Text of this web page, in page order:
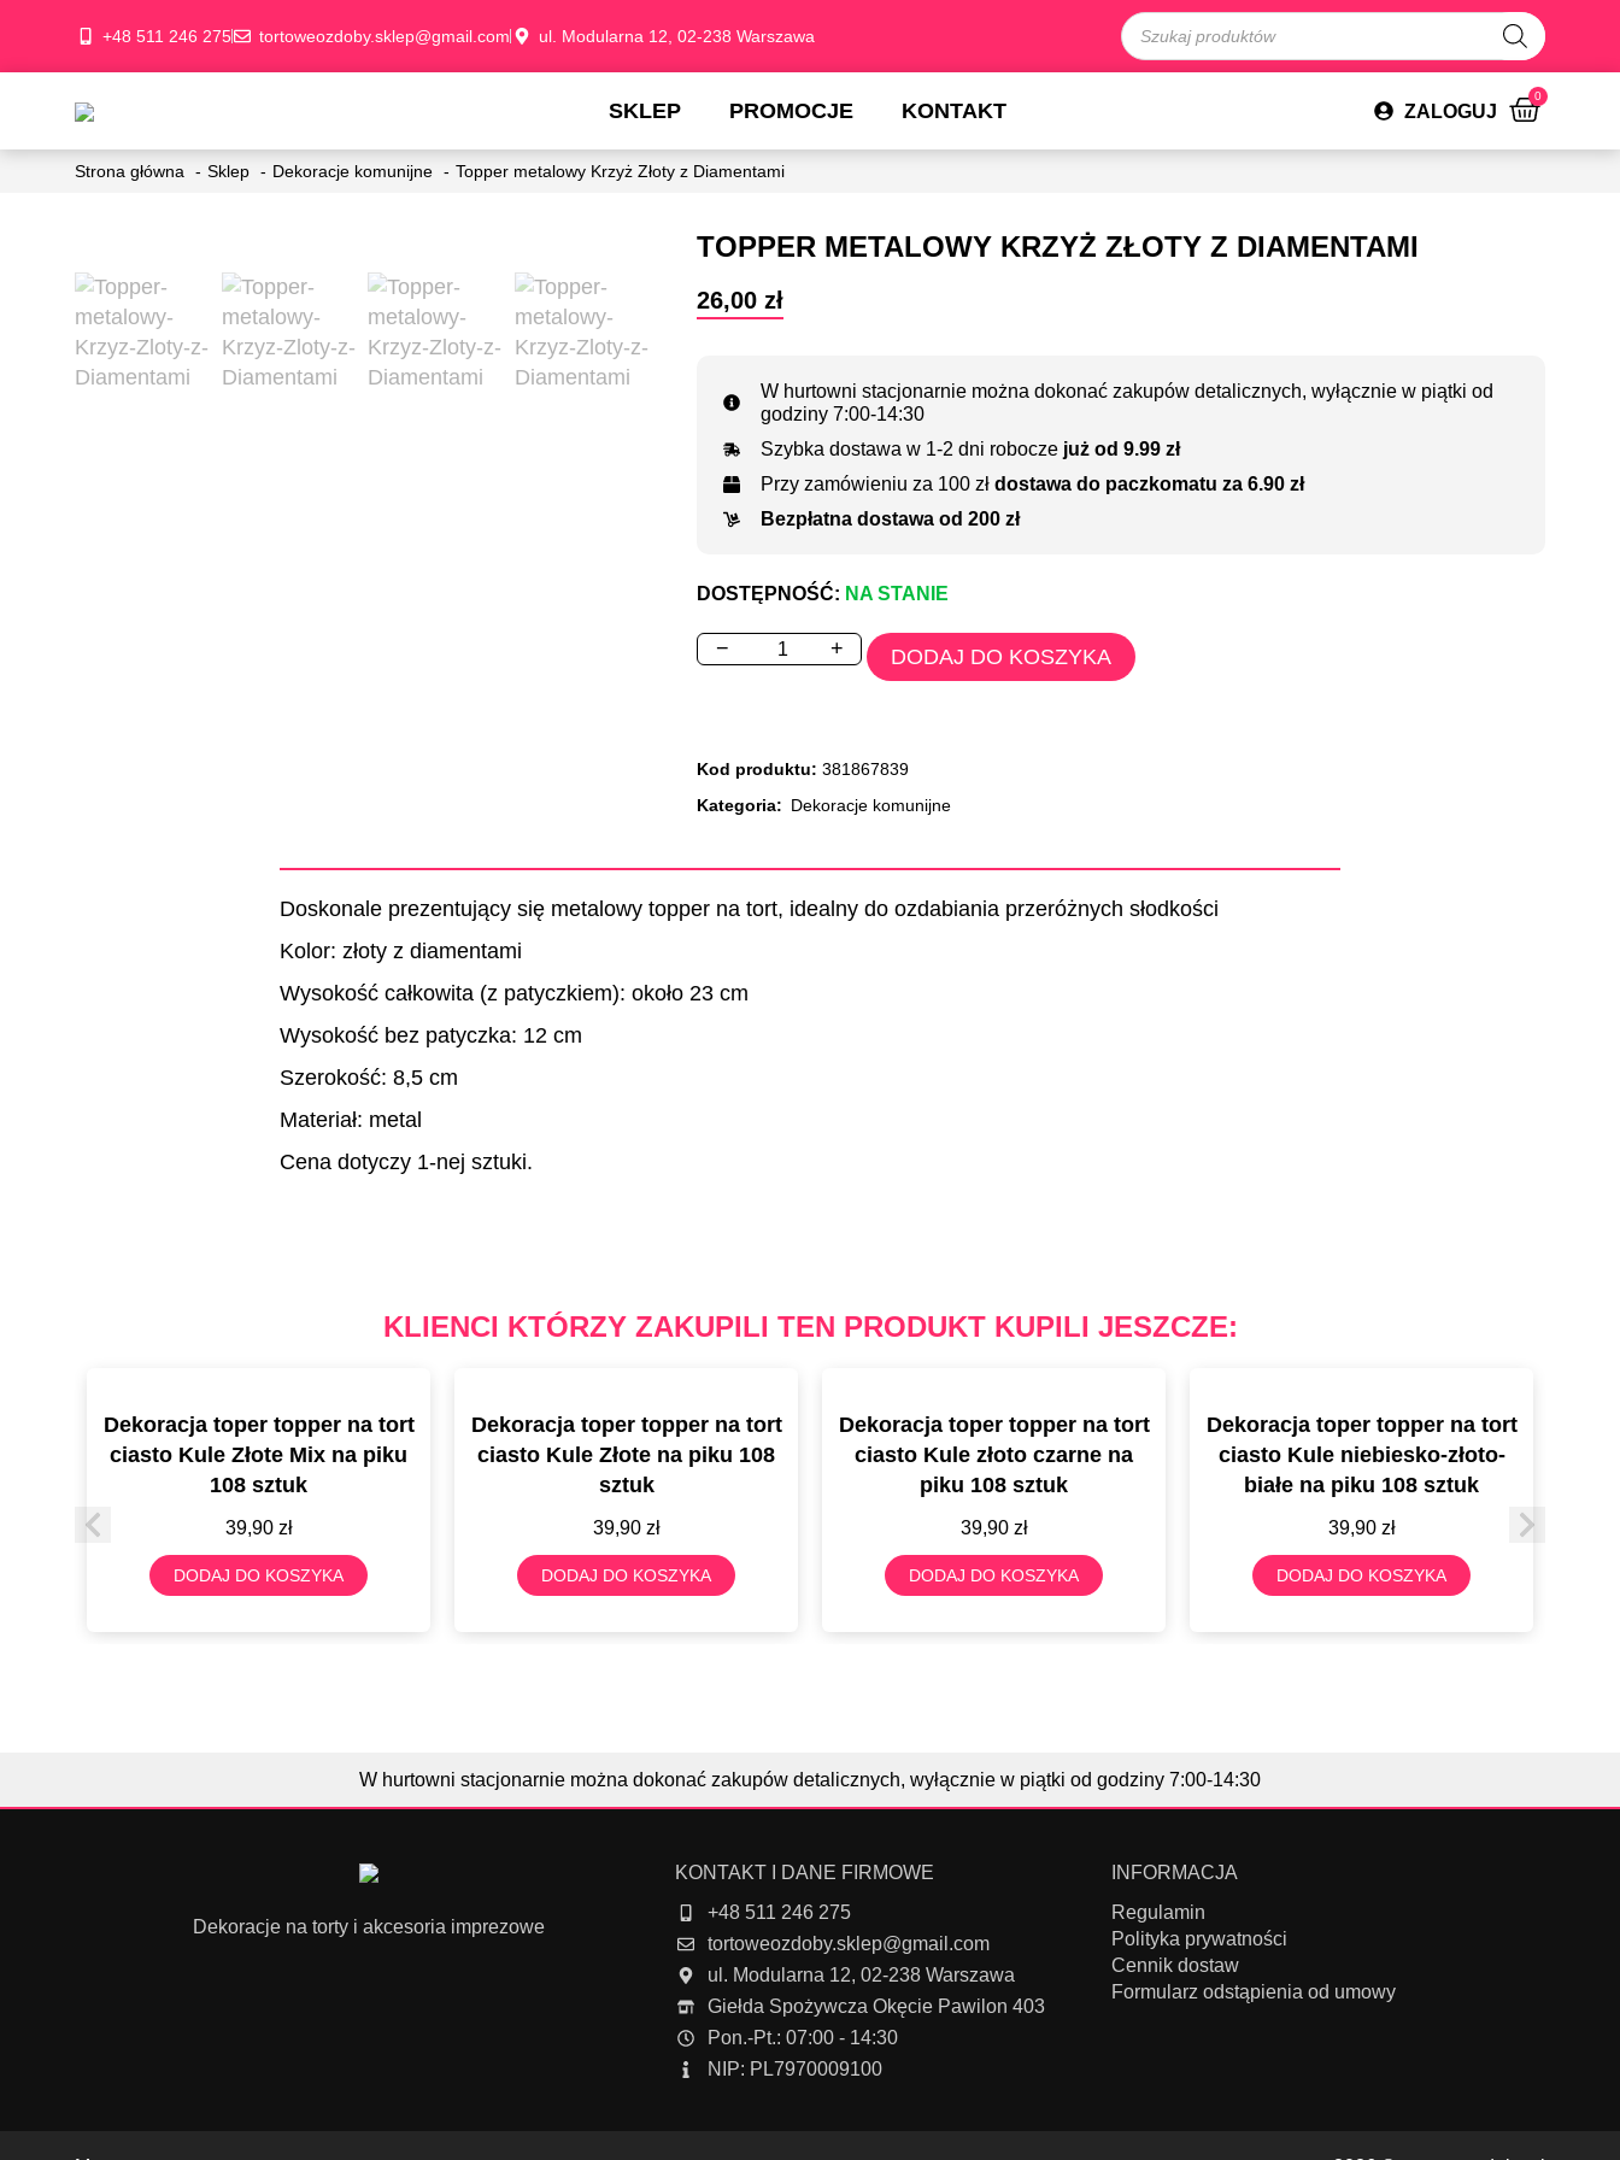
+48 511 246 275 tortoweozdoby.sklep@gmail.com ul. Modularna 12, 02-238 Warszawa
SKLEP PROMOCJE KONTAKT ZALOGUJ
0
Strona główna Sklep Dekoracje komunijne Topper metalowy Krzyż Złoty z Diamentami
TOPPER METALOWY KRZYŻ ZŁOTY Z DIAMENTAMI
26,00 zł
W hurtowni stacjonarnie można dokonać zakupów detalicznych, wyłącznie w piątki od
godziny 7:00-14:30
Szybka dostawa w 1-2 dni robocze już od 9.99 zł
Przy zamówieniu za 100 zł dostawa do paczkomatu za 6.90 zł
Bezpłatna dostawa od 200 zł
DOSTĘPNOŚĆ: NA STANIE
− + DODAJ DO KOSZYKA
Kod produktu: 381867839
Kategoria: Dekoracje komunijne
Doskonale prezentujący się metalowy topper na tort, idealny do ozdabiania przeróżnych słodkości
Kolor: złoty z diamentami
Wysokość całkowita (z patyczkiem): około 23 cm
Wysokość bez patyczka: 12 cm
Szerokość: 8,5 cm
Materiał: metal
Cena dotyczy 1-nej sztuki.
KLIENCI KTÓRZY ZAKUPILI TEN PRODUKT KUPILI JESZCZE:
Dekoracja toper topper na tort
ciasto Kule Złote Mix na piku
108 sztuk
39,90 zł
DODAJ DO KOSZYKA
Dekoracja toper topper na tort
ciasto Kule Złote na piku 108
sztuk
39,90 zł
DODAJ DO KOSZYKA
Dekoracja toper topper na tort
ciasto Kule złoto czarne na
piku 108 sztuk
39,90 zł
DODAJ DO KOSZYKA
Dekoracja toper topper na tort
ciasto Kule niebiesko-złoto-
białe na piku 108 sztuk
39,90 zł
DODAJ DO KOSZYKA
W hurtowni stacjonarnie można dokonać zakupów detalicznych, wyłącznie w piątki od godziny 7:00-14:30
Dekoracje na torty i akcesoria imprezowe
KONTAKT I DANE FIRMOWE
+48 511 246 275
tortoweozdoby.sklep@gmail.com
ul. Modularna 12, 02-238 Warszawa
Giełda Spożywcza Okęcie Pawilon 403
Pon.-Pt.: 07:00 - 14:30
NIP: PL7970009100
INFORMACJA
Regulamin
Polityka prywatności
Cennik dostaw
Formularz odstąpienia od umowy